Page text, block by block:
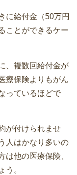
に給付金（50万円
ことができるケー
、複数回給付金が
療保険よりもがん
っているほどで
が付けられませ
人はかなり多いの
は他の医療保険、
う。